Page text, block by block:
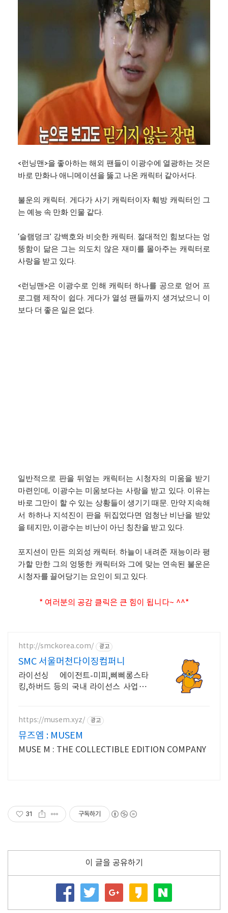
<런닝맨>을 좋아하는 해외 팬들이 이광수에 열광하는 것은
바로 만화나 애니메이션을 뚫고 나온 캐릭터 같아서다.
불운의 캐릭터. 게다가 사기 캐릭터이자 훼방 캐릭터인 그
는 예능 속 만화 인물 같다.
‘슬램덩크’ 강백호와 비슷한 캐릭터. 절대적인 힘보다는 엉
뚱함이 닮은 그는 의도치 않은 재미를 몰아주는 캐릭터로
사랑을 받고 있다.
<런닝맨>은 이광수로 인해 캐릭터 하나를 공으로 얻어 프
로그램 제작이 쉽다. 게다가 열성 팬들까지 생겨났으니 이
보다 더 좋은 일은 없다.
일반적으로 판을 뒤엎는 캐릭터는 시청자의 미움을 받기
마련인데, 이광수는 미움보다는 사랑을 받고 있다. 이유는
바로 그만이 할 수 있는 상황들이 생기기 때문. 만약 지속해
서 하하나 지석진이 판을 뒤집었다면 엄청난 비난을 받았
을 테지만, 이광수는 비난이 아닌 칭찬을 받고 있다.
포지션이 만든 의외성 캐릭터. 하늘이 내려준 재능이라 평
가할 만한 그의 엉뚱한 캐릭터와 그에 맞는 연속된 불운은
시청자를 끌어당기는 요인이 되고 있다.
* 여러분의 공감 클릭은 큰 힘이 됩니다~ ^^*
http://smckorea.com/ 광고
SMC 서울머천다이징컴퍼니
라이선싱 에이전트-미피,삐삐롱스타
킹,하버드 등의 국내 라이선스 사업 전
https://musem.xyz/ 광고
뮤즈엠 : MUSEM
MUSE M : THE COLLECTIBLE EDITION COMPANY
31 구독하기
이 글을 공유하기